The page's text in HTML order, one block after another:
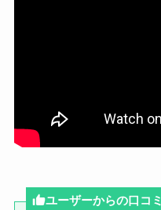
ユーザーからの口コミ